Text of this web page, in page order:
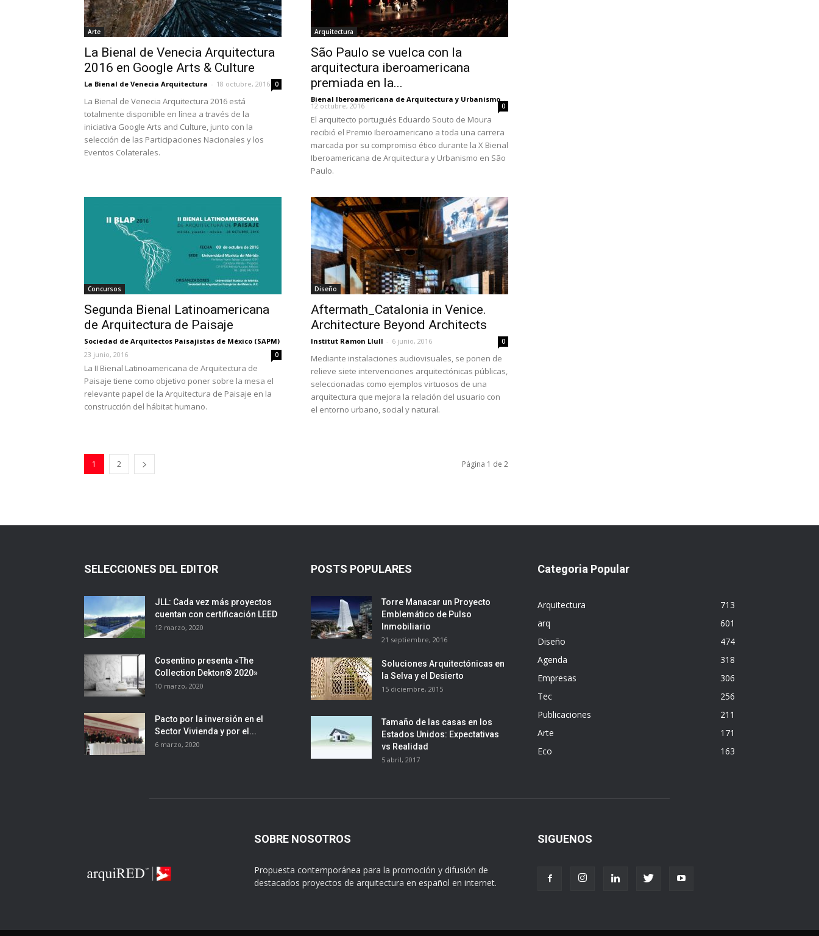
Arte
La Bienal de Venecia Arquitectura
2016 en Google Arts & Culture
La Bienal de Venecia Arquitectura - 18 octubre, 2016 0
La Bienal de Venecia Arquitectura 2016 está
totalmente disponible en línea a través de la
iniciativa Google Arts and Culture, junto con la
selección de las Participaciones Nacionales y los
Eventos Colaterales.
Arquitectura
São Paulo se vuelca con la
arquitectura iberoamericana
premiada en la...
Bienal Iberoamericana de Arquitectura y Urbanismo -
12 octubre, 2016 0
El arquitecto portugués Eduardo Souto de Moura
recibió el Premio Iberoamericano a toda una carrera
marcada por su compromiso ético durante la X Bienal
Iberoamericana de Arquitectura y Urbanismo en São
Paulo.
Concursos
Segunda Bienal Latinoamericana
de Arquitectura de Paisaje
Sociedad de Arquitectos Paisajistas de México (SAPM)
-
23 junio, 2016 0
La II Bienal Latinoamericana de Arquitectura de
Paisaje tiene como objetivo poner sobre la mesa el
relevante papel de la Arquitectura de Paisaje en la
construcción del hábitat humano.
Diseño
Aftermath_Catalonia in Venice.
Architecture Beyond Architects
Institut Ramon Llull - 6 junio, 2016 0
Mediante instalaciones audiovisuales, se ponen de
relieve siete intervenciones arquitectónicas públicas,
seleccionadas como ejemplos virtuosos de una
arquitectura que mejora la relación del usuario con
el entorno urbano, social y natural.
1 2 Página 1 de 2
SELECCIONES DEL EDITOR
JLL: Cada vez más proyectos
cuentan con certificación LEED
12 marzo, 2020
Cosentino presenta «The
Collection Dekton® 2020»
10 marzo, 2020
Pacto por la inversión en el
Sector Vivienda y por el...
6 marzo, 2020
POSTS POPULARES
Torre Manacar un Proyecto
Emblemático de Pulso
Inmobiliario
21 septiembre, 2016
Soluciones Arquitectónicas en
la Selva y el Desierto
15 diciembre, 2015
Tamaño de las casas en los
Estados Unidos: Expectativas
vs Realidad
5 abril, 2017
Categoria Popular
Arquitectura
713
arq
601
Diseño
474
Agenda
318
Empresas
306
Tec
256
Publicaciones
211
Arte
171
Eco
163
SOBRE NOSOTROS
Propuesta contemporánea para la promoción y difusión de
destacados proyectos de arquitectura en español en internet.
SIGUENOS